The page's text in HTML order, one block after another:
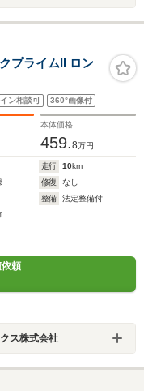
プライムII ロン
ン相談可 360°画像付
本体価格
459.8万円
走行 10km
修復
なし
整備
法定整備付
頼
ス株式会社